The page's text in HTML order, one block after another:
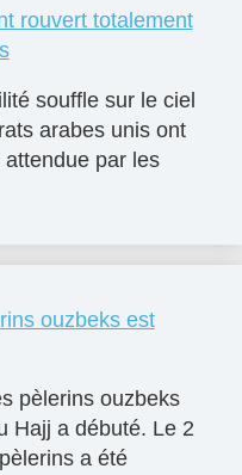
rouvert totalement
souffle sur le ciel
arabes unis ont
par les
ouzbeks est
pèlerins ouzbeks
Hajj a débuté. Le 2
a été